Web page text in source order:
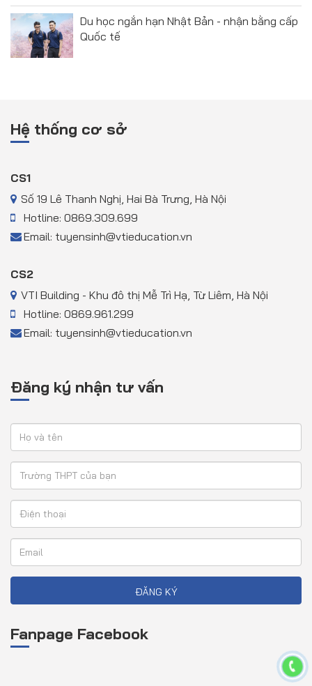
Du học ngắn hạn Nhật Bản - nhận bằng cấp
Quốc tế
Hệ thống cơ sở
CS1
Số 19 Lê Thanh Nghị, Hai Bà Trưng, Hà Nội
Hotline: 0869.309.699
Email: tuyensinh@vtieducation.vn
CS2
VTI Building - Khu đô thị Mễ Trì Hạ, Từ Liêm, Hà Nội
Hotline: 0869.961.299
Email: tuyensinh@vtieducation.vn
Đăng ký nhận tư vấn
ĐĂNG KÝ
Fanpage Facebook